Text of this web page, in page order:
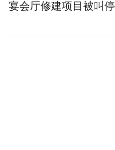
宴会厅修建项目被叫停